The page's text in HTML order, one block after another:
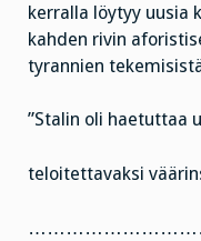
kerralla löytyy uusia
kahden rivin
tyrannien
”Stalin oli haetuttaa
teloitettavaksi